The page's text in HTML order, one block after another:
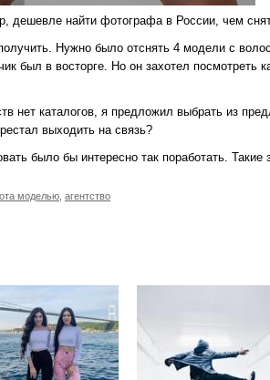
дешевле найти фотографа в России, чем
Нужно было отснять 4 модели с
был в восторге. Но он захотел
нет каталогов, я предложил выбрать из
выходить на связь?
было бы интересно так поработать. Такие
моделью агентство